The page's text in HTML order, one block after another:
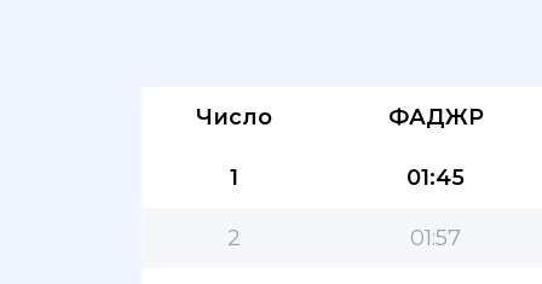
Число ФАДЖР
1 01:45
2 01:57